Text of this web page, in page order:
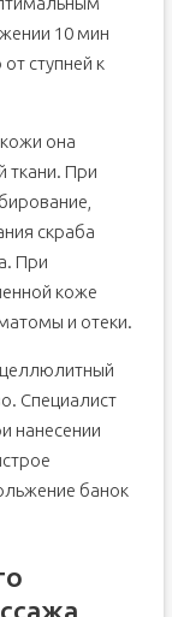
10 мин
ступней к
она
ткани. При
скраба
При
коже
и отеки.
Специалист
нанесении
банок